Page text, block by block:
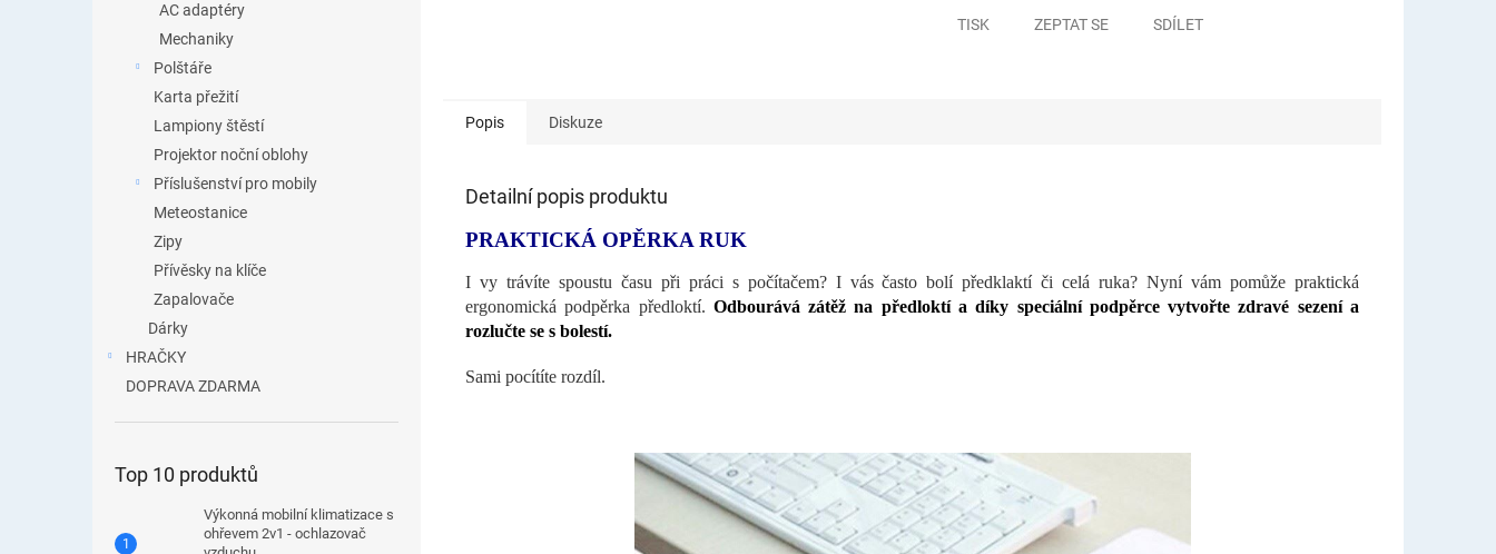
AC adaptéry
Mechaniky
Polštáře
Karta přežití
Lampiony štěstí
Projektor noční oblohy
Příslušenství pro mobily
Meteostanice
Zipy
Přívěsky na klíče
Zapalovače
Dárky
HRAČKY
DOPRAVA ZDARMA
Top 10 produktů
Výkonná mobilní klimatizace s
ohřevem 2v1 - ochlazovač
TISK ZEPTAT SE SDÍLET
Popis Diskuze
Detailní popis produktu
PRAKTICKÁ OPĚRKA RUK
I vy trávíte spoustu času při práci s počítačem? I vás často bolí předklaktí či celá ruka? Nyní vám pomůže praktická
ergonomická podpěrka předloktí. Odbourává zátěž na předloktí a díky speciální podpěrce vytvořte zdravé sezení a
rozlučte se s bolestí.
Sami pocítíte rozdíl.